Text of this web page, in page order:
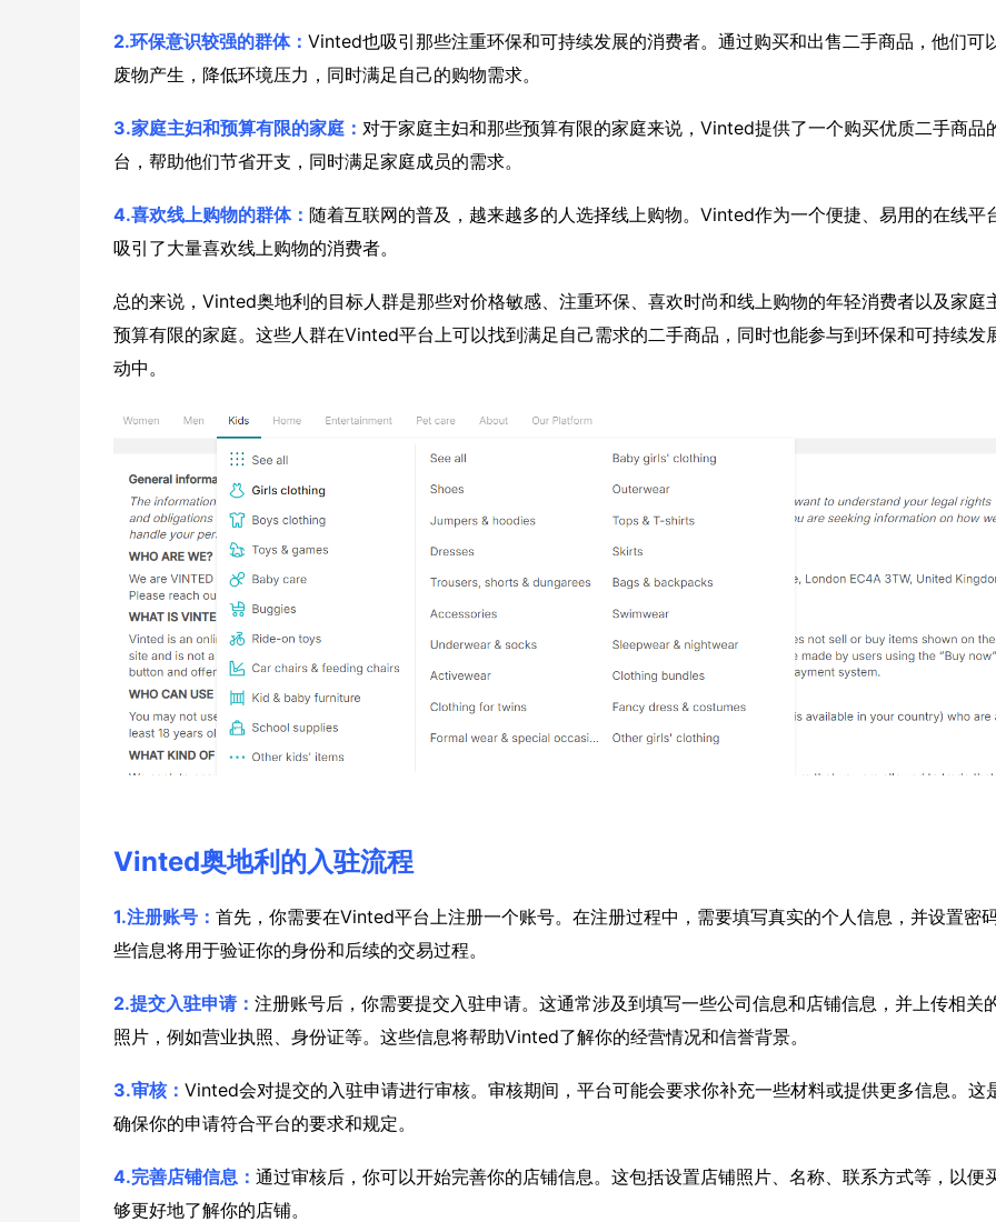
2.环保意识较强的群体： Vinted也吸引那些注重环保和可持续发展的消费者。通过购买和出售二手商品，他们可
废物产生，降低环境压力，同时满足自己的购物需求。
3.家庭主妇和预算有限的家庭： 对于家庭主妇和那些预算有限的家庭来说，Vinted提供了一个购买优质二手商品
台，帮助他们节省开支，同时满足家庭成员的需求。
4.喜欢线上购物的群体： 随着互联网的普及，越来越多的人选择线上购物。Vinted作为一个便捷、易用的在线平
吸引了大量喜欢线上购物的消费者。
总的来说，Vinted奥地利的目标人群是那些对价格敏感、注重环保、喜欢时尚和线上购物的年轻消费者以及家庭
预算有限的家庭。这些人群在Vinted平台上可以找到满足自己需求的二手商品，同时也能参与到环保和可持续发
动中。
Vinted奥地利的入驻流程
1.注册账号： 首先，你需要在Vinted平台上注册一个账号。在注册过程中，需要填写真实的个人信息，并设置密
些信息将用于验证你的身份和后续的交易过程。
2.提交入驻申请： 注册账号后，你需要提交入驻申请。这通常涉及到填写一些公司信息和店铺信息，并上传相关
照片，例如营业执照、身份证等。这些信息将帮助Vinted了解你的经营情况和信誉背景。
3.审核： Vinted会对提交的入驻申请进行审核。审核期间，平台可能会要求你补充一些材料或提供更多信息。这
确保你的申请符合平台的要求和规定。
4.完善店铺信息： 通过审核后，你可以开始完善你的店铺信息。这包括设置店铺照片、名称、联系方式等，以便
够更好地了解你的店铺。